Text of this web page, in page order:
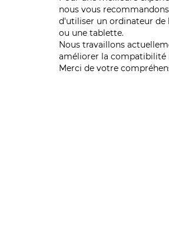
nous vous recommandons
d'utiliser un ordinateur de
ou une tablette.
Nous travaillons
améliorer la compatibilité
Merci de votre